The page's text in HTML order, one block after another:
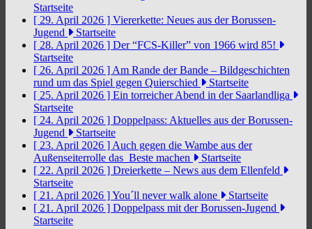
Startseite
[ 29. April 2026 ] Viererkette: Neues aus der Borussen-
Jugend
Startseite
[ 28. April 2026 ] Der “FCS-Killer” von 1966 wird 85!
Startseite
[ 26. April 2026 ] Am Rande der Bande – Bildgeschichten
rund um das Spiel gegen Quierschied
Startseite
[ 25. April 2026 ] Ein torreicher Abend in der Saarlandliga
Startseite
[ 24. April 2026 ] Doppelpass: Aktuelles aus der Borussen-
Jugend
Startseite
[ 23. April 2026 ] Auch gegen die Wambe aus der
Außenseiterrolle das Beste machen
Startseite
[ 22. April 2026 ] Dreierkette – News aus dem Ellenfeld
Startseite
[ 21. April 2026 ]You´ll never walk alone
Startseite
[ 21. April 2026 ] Doppelpass mit der Borussen-Jugend
Startseite